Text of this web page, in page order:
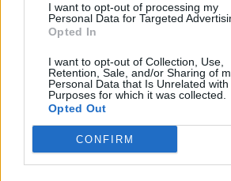
I want to opt-out of processing my
Personal Data for Targeted
Opted In
I want to opt-out of Collection, Use,
Retention, Sale, and/or Sharing of
Personal Data that Is Unrelated
Purposes for which it was collected.
Opted Out
CONFIRM
ΑΠΟΨΕΙΣ
Εδώ Παππάς,